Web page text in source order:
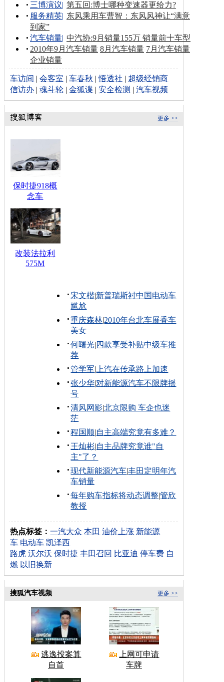
三博演议| 第五回:博士哪种变速器更给力?
服务精英| 东风乘用车曹智：东风风神让“满意
到家”
汽车销量| 中汽协:9月销量155万 销量前十车型
2010年9月汽车销量 8月汽车销量 7月汽车销量
企业销量
车访间 |会客室 |车春秋 |悟透社 | 超级经销商
信访办 |魂斗轮 |金狐谍 |安全检测 |汽车视频
更多 >>
保时捷918概
念车
改装法拉利
575M
宋文楷|新普瑞斯衬中国电动车
尴尬
重庆森林|2010年台北车展香车
美女
何曙光| 四款享受补贴中级车推
荐
管学军|上汽在传承路上加速
张少华|对新能源汽车不限牌摇
号
清风网影|北京限购 车企也迷
茫
程国顺|自主高端究竟有多难？
王灿彬|自主品牌究竟谁"自
主"了？
现代新能源汽车|丰田定明年汽
车销量
每年购车指标将动态调整|管欣
教授
热点标签：一汽大众 本田 油价上涨 新能源
车 电动车 凯泽西
路虎 沃尔沃 保时捷 丰田召回 比亚迪 停车费 自
燃 以旧换新
更多 >>
搜狐汽车视频
逃逸投案算
自首
上网可申请
车牌